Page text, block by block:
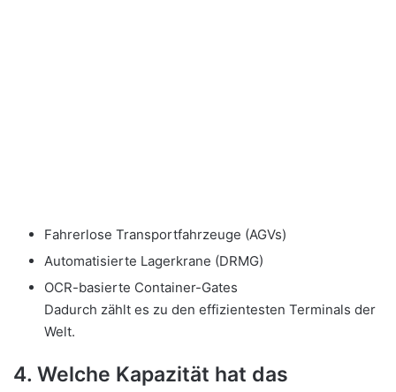
Fahrerlose Transportfahrzeuge (AGVs)
Automatisierte Lagerkrane (DRMG)
OCR-basierte Container-Gates
Dadurch zählt es zu den effizientesten Terminals der
Welt.
4. Welche Kapazität hat das